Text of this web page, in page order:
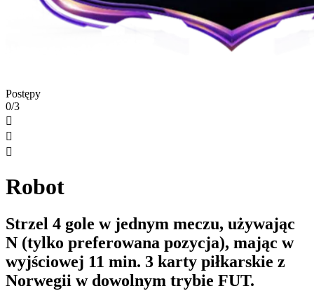
Postępy
0/3



Robot
Strzel 4 gole w jednym meczu, używając
N (tylko preferowana pozycja), mając w
wyjściowej 11 min. 3 karty piłkarskie z
Norwegii w dowolnym trybie FUT.